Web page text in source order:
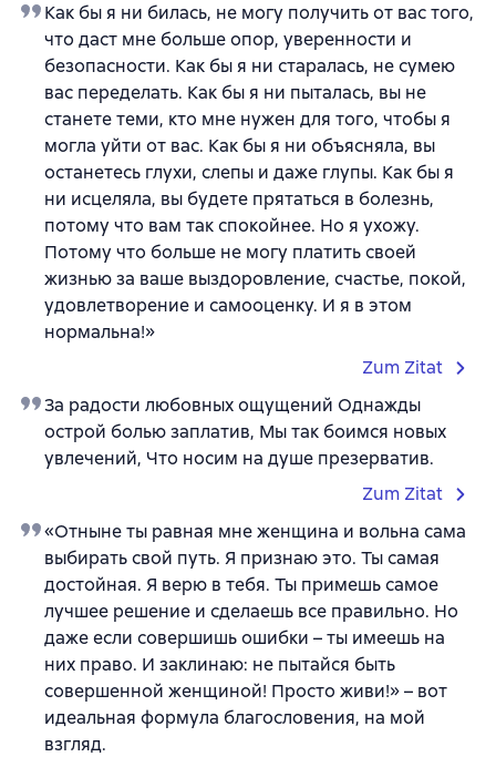
Как бы я ни билась, не могу получить от вас того,
что даст мне больше опор, уверенности и
безопасности. Как бы я ни старалась, не сумею
вас переделать. Как бы я ни пыталась, вы не
станете теми, кто мне нужен для того, чтобы я
могла уйти от вас. Как бы я ни объясняла, вы
останетесь глухи, слепы и даже глупы. Как бы я
ни исцеляла, вы будете прятаться в болезнь,
потому что вам так спокойнее. Но я ухожу.
Потому что больше не могу платить своей
жизнью за ваше выздоровление, счастье, покой,
удовлетворение и самооценку. И я в этом
нормальна!»
Zum Zitat
За радости любовных ощущений Однажды
острой болью заплатив, Мы так боимся новых
увлечений, Что носим на душе презерватив.
Zum Zitat
«Отныне ты равная мне женщина и вольна сама
выбирать свой путь. Я признаю это. Ты самая
достойная. Я верю в тебя. Ты примешь самое
лучшее решение и сделаешь все правильно. Но
даже если совершишь ошибки – ты имеешь на
них право. И заклинаю: не пытайся быть
совершенной женщиной! Просто живи!» – вот
идеальная формула благословения, на мой
взгляд.